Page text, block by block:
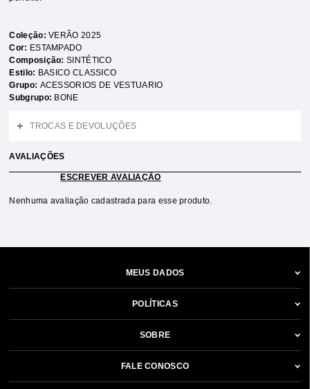
Coleção:VERÃO 2025
Cor: ESTAMPADO
Composição:SINTÉTICO
Estilo: BASICO CLASSICO
Grupo: ACESSORIOS DE VESTUARIO
Subgrupo: BONE
TROCAS E DEVOLUÇÕES
AVALIAÇÕES
ESCREVER AVALIAÇÃO
Nenhuma avaliação cadastrada para esse produto.
MEUS DADOS
POLÍTICAS
SOBRE
FALE CONOSCO